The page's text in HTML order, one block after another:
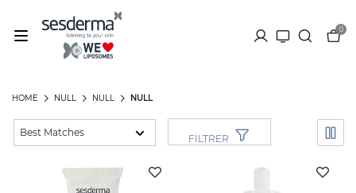
0
NULL
NULL
NULL
HOME
FILTRER